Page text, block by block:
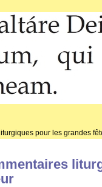
pour les grandes